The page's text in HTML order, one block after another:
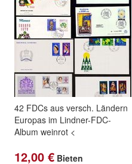
42 FDCs aus versch. Ländern
Europas im Lindner-FDC-
Album weinrot <
12,00 € Bieten